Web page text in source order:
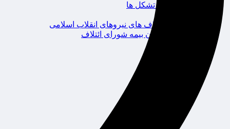
احزاب و تشکل ها
ائتلاف های نیروهای انقلاب اسلامی
کانون بیمه شورای ائتلاف